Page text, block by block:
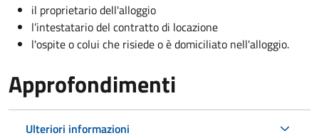
il proprietario dell'alloggio
l’intestatario del contratto di locazione
l'ospite o colui che risiede o è domiciliato nell'alloggio.
Approfondimenti
Ulteriori informazioni